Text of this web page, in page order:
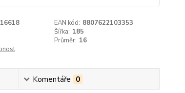
EAN kód: 8807622103353
Šířka: 185
Průměr: 16
Komentáře 0